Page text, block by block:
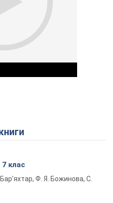
Play Video
клас
Бар’яхтар, Ф. Я. Божинова, С.